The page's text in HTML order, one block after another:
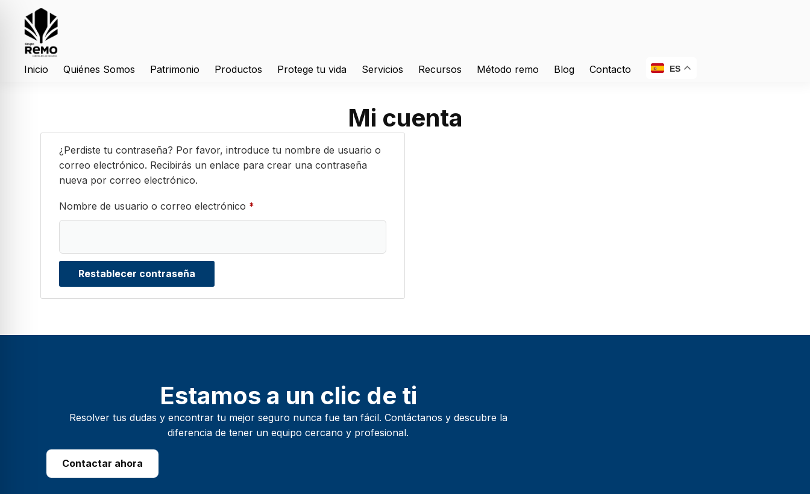
Inicio Quiénes Somos Patrimonio Productos Protege tu vida Servicios Recursos Método remo Blog Contacto ES
Mi cuenta
¿Perdiste tu contraseña? Por favor, introduce tu nombre de usuario o
correo electrónico. Recibirás un enlace para crear una contraseña
nueva por correo electrónico.
Nombre de usuario o correo electrónico *
Restablecer contraseña
Estamos a un clic de ti
Resolver tus dudas y encontrar tu mejor seguro nunca fue tan fácil. Contáctanos y descubre la
diferencia de tener un equipo cercano y profesional.
Contactar ahora